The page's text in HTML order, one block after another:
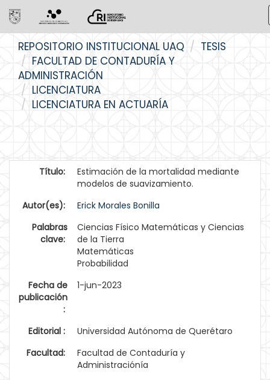
navigation
REPOSITORIO INSTITUCIONAL UAQ
TESIS
FACULTAD DE CONTADURÍA Y
ADMINISTRACIÓN
LICENCIATURA
LICENCIATURA EN ACTUARÍA
Título:
Estimación de la mortalidad mediante
modelos de suavizamiento.
Autor(es):
Erick Morales Bonilla
Palabras
clave:
Ciencias Físico Matemáticas y Ciencias
de la Tierra
Matemáticas
Probabilidad
Fecha de
publicación
:
1-jun-2023
Editorial :
Universidad Autónoma de Querétaro
Facultad:
Facultad de Contaduría y
Administraciónía